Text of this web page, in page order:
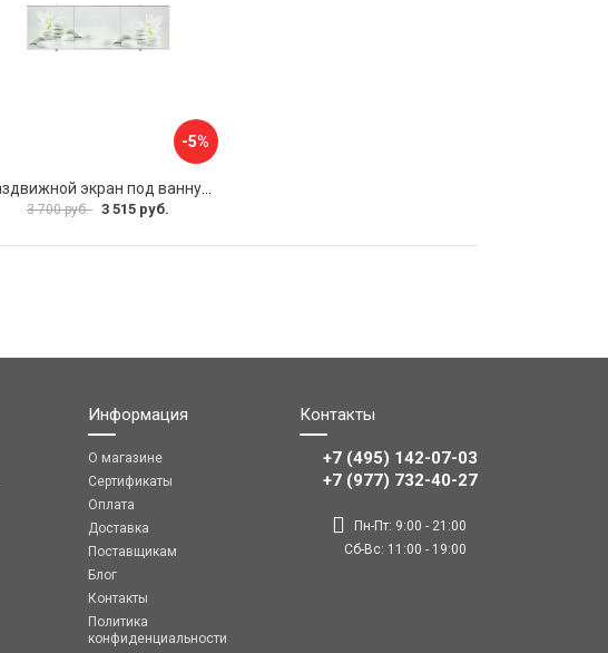
-5%
3 700 руб. 3 515 руб.
Информация
О магазине
Сертификаты
Оплата
Доставка
Поставщикам
Блог
Контакты
Политика
конфиденциальности
Контакты
+7 (495) 142-07-03
‎‎+7 (977) 732-40-27
Пн-Пт: 9:00 - 21:00
Сб-Вс: 11:00 - 19:00